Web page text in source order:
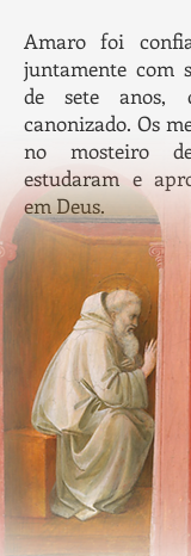
Amaro foi
juntamente com
de sete anos,
canonizado. Os
no mosteiro
estudaram e
em Deus.